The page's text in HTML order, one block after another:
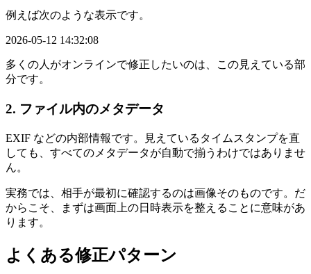
例えば次のような表示です。
2026-05-12 14:32:08
多くの人がオンラインで修正したいのは、この見えている部
分です。
2. ファイル内のメタデータ
EXIF などの内部情報です。見えているタイムスタンプを直
しても、すべてのメタデータが自動で揃うわけではありませ
ん。
実務では、相手が最初に確認するのは画像そのものです。だ
からこそ、まずは画面上の日時表示を整えることに意味があ
ります。
よくある修正パターン